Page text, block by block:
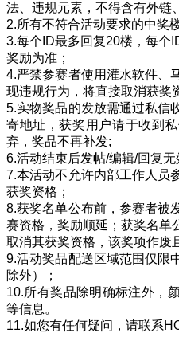
法、违规元素，不得含有外链
2.所有不符合活动要求的中奖
3.每个ID最多回复20楼，每个
奖励为准；
4.严禁参赛者使用灌水软件、
现违规行为，将直接取消获奖
5.实物奖品的发放需通过私信
寄地址，获奖用户请于收到
弃，奖品不再补发;
6.活动结束后发帖/编辑/回复无
7.本活动不允许内部工作人员
获奖资格；
8.获奖名单公布前，参赛者被
赛资格，奖励顺延；获奖名单
取消其获奖资格，该奖项作废
9.活动奖品配送区域范围仅限
除外）；
10.所有奖品除明确标注外，
等信息。
11.如您有任何疑问，请联系